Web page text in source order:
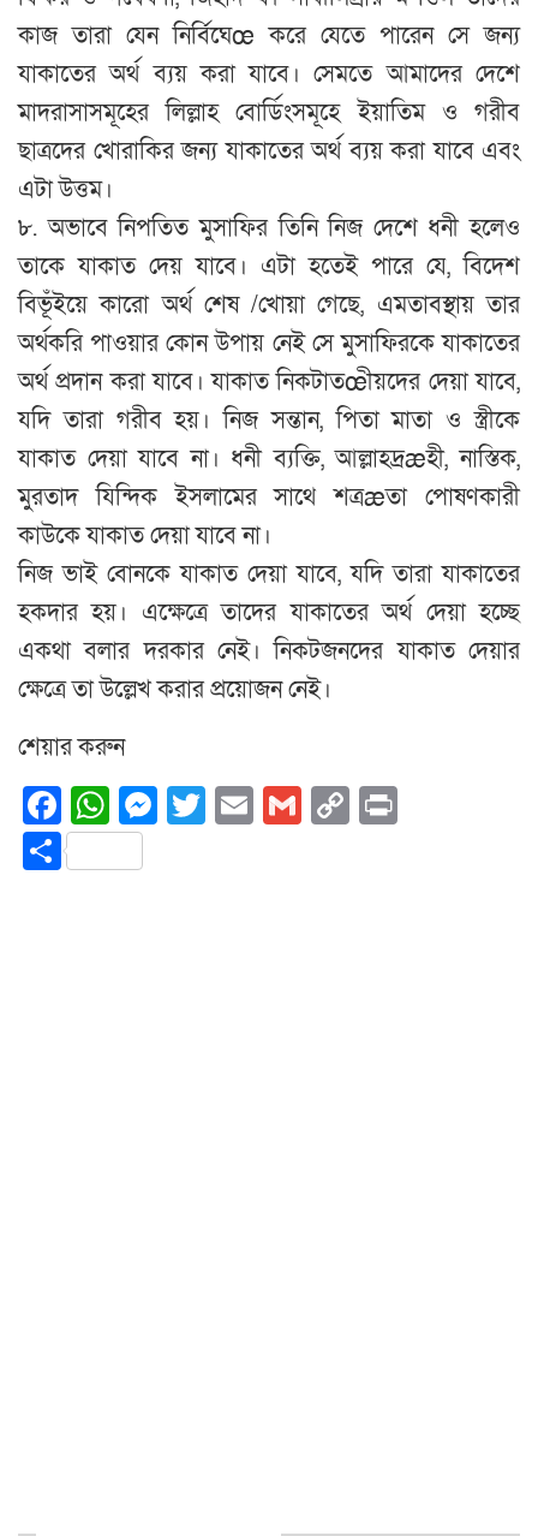
কাজ তারা যেন নির্বিঘেœ করে যেতে পারেন সে জন্য
যাকাতের অর্থ ব্যয় করা যাবে। সেমতে আমাদের দেশে
মাদরাসাসমূহের লিল্লাহ বোর্ডিংসমূহে ইয়াতিম ও গরীব
ছাত্রদের খোরাকির জন্য যাকাতের অর্থ ব্যয় করা যাবে এবং
এটা উত্তম।
৮. অভাবে নিপতিত মুসাফির তিনি নিজ দেশে ধনী হলেও
তাকে যাকাত দেয় যাবে। এটা হতেই পারে যে, বিদেশ
বিভূঁইয়ে কারো অর্থ শেষ /খোয়া গেছে, এমতাবস্থায় তার
অর্থকরি পাওয়ার কোন উপায় নেই সে মুসাফিরকে যাকাতের
অর্থ প্রদান করা যাবে। যাকাত নিকটাতœীয়দের দেয়া যাবে,
যদি তারা গরীব হয়। নিজ সন্তান, পিতা মাতা ও স্ত্রীকে
যাকাত দেয়া যাবে না। ধনী ব্যক্তি, আল্লাহদ্রæহী, নাস্তিক,
মুরতাদ যিন্দিক ইসলামের সাথে শত্রæতা পোষণকারী
কাউকে যাকাত দেয়া যাবে না।
নিজ ভাই বোনকে যাকাত দেয়া যাবে, যদি তারা যাকাতের
হকদার হয়। এক্ষেত্রে তাদের যাকাতের অর্থ দেয়া হচ্ছে
একথা বলার দরকার নেই। নিকটজনদের যাকাত দেয়ার
ক্ষেত্রে তা উল্লেখ করার প্রয়োজন নেই।
শেয়ার করুন
Facebook
WhatsApp
Messenger
Twitter
EmailGmail
Copy
Share